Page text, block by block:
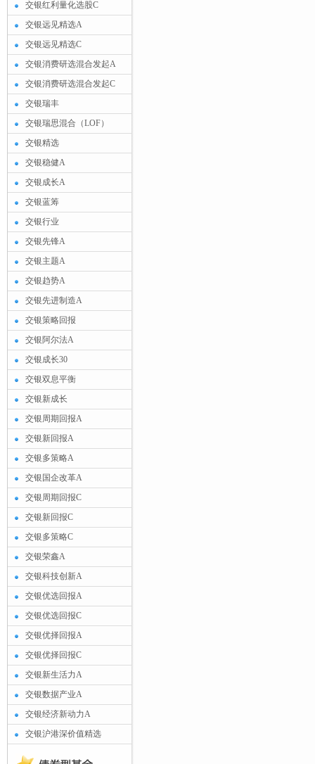
交银红利量化选股C
交银远见精选A
交银远见精选C
交银消费研选混合发起A
交银消费研选混合发起C
交银瑞丰
交银瑞思混合（LOF）
交银精选
交银稳健A
交银成长A
交银蓝筹
交银行业
交银先锋A
交银主题A
交银趋势A
交银先进制造A
交银策略回报
交银阿尔法A
交银成长30
交银双息平衡
交银新成长
交银周期回报A
交银新回报A
交银多策略A
交银国企改革A
交银周期回报C
交银新回报C
交银多策略C
交银荣鑫A
交银科技创新A
交银优选回报A
交银优选回报C
交银优择回报A
交银优择回报C
交银新生活力A
交银数据产业A
交银经济新动力A
交银沪港深价值精选